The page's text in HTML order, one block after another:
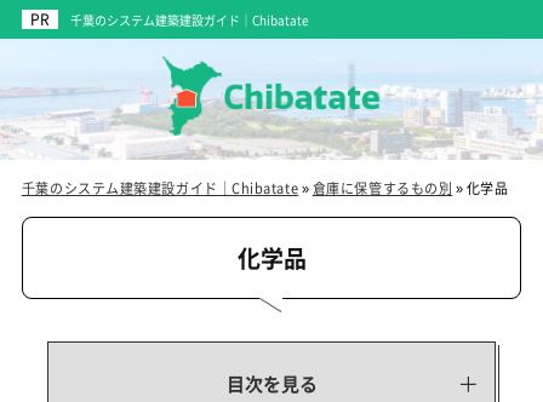
千葉のシステム建築建設ガイド｜Chibatate
千葉のシステム建築建設ガイド｜Chibatate»倉庫に保管するもの別 »化学品
化学品
目次を見る